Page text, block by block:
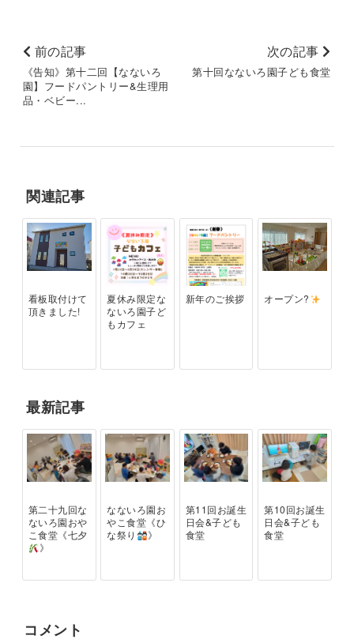
前の記事
《告知》第十二回【なないろ
園】フードパントリー&生理用
品・ベビー...
次の記事
第十回なないろ園子ども食堂
関連記事
看板取付けて
頂きました!
夏休み限定な
ないろ園子ど
もカフェ
新年のご挨拶 オープン?
最新記事
第二十九回な
ないろ園おや
こ食堂《七夕
》
なないろ園お
やこ食堂《ひ
な祭り
》
第11回お誕生
日会&子ども
食堂
第10回お誕生
日会&子ども
食堂
コメント